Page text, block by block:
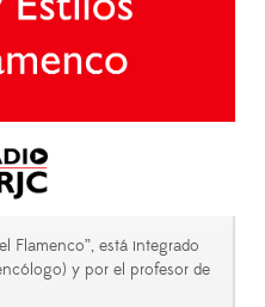
Flamenco”, está integrado
y por el profesor de